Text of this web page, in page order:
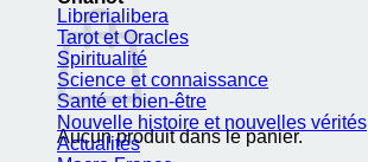
Aucun produit dans le panier.
Librerialibera
Tarot et Oracles
Spiritualité
Science et connaissance
Santé et bien-être
Nouvelle histoire et nouvelles vérités
Actualités